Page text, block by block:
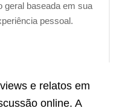
geral baseada em sua
pessoal.
e relatos em
online. A